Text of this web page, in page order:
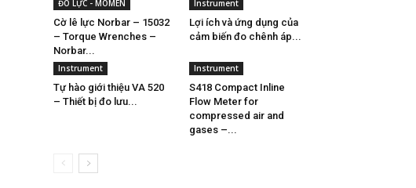
ĐO LỰC - MOMEN
Cờ lê lực Norbar – 15032
– Torque Wrenches –
Norbar...
Instrument
Lợi ích và ứng dụng của
cảm biến đo chênh áp...
Instrument
Tự hào giới thiệu VA 520
– Thiết bị đo lưu...
Instrument
S418 Compact Inline
Flow Meter for
compressed air and
gases –...